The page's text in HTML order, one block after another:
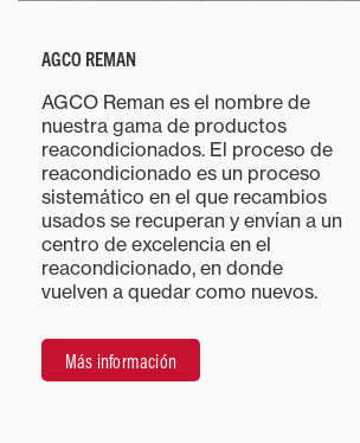
AGCO REMAN
AGCO Reman es el nombre de
nuestra gama de productos
reacondicionados. El proceso de
reacondicionado es un proceso
sistemático en el que recambios
usados se recuperan y envían a un
centro de excelencia en el
reacondicionado, en donde
vuelven a quedar como nuevos.
Más información